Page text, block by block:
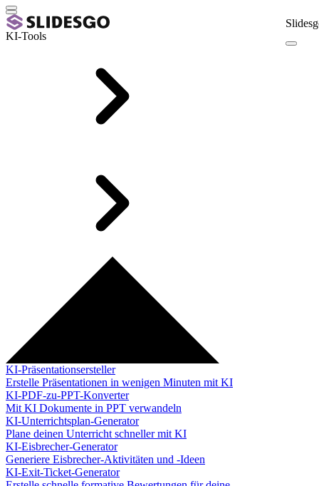
KI-Tools
KI-Präsentationsersteller
Erstelle Präsentationen in wenigen Minuten mit KI
KI-PDF-zu-PPT-Konverter
Mit KI Dokumente in PPT verwandeln
KI-Unterrichtsplan-Generator
Plane deinen Unterricht schneller mit KI
KI-Eisbrecher-Generator
Generiere Eisbrecher-Aktivitäten und -Ideen
KI-Exit-Ticket-Generator